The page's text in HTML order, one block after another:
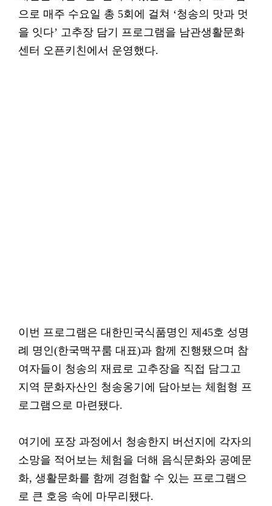
으로 매주 수요일 총 5회에 걸쳐 ‘청송의 맛과 멋
을 잇다’ 고추장 담기 프로그램을 남관생활문화
센터 오픈키친에서 운영했다.
이번 프로그램은 대한민국식품명인 제45호 성명
례 명인(한국맥꾸룸 대표)과 함께 진행됐으며 참
여자들이 청송의 재료로 고추장을 직접 담그고
지역 문화자산인 청송옹기에 담아보는 체험형 프
로그램으로 마련됐다.
여기에 포장 과정에서 청송한지 버선지에 각자의
소망을 적어보는 체험을 더해 음식문화와 공예문
화, 생활문화를 함께 경험할 수 있는 프로그램으
로 큰 호응 속에 마무리됐다.